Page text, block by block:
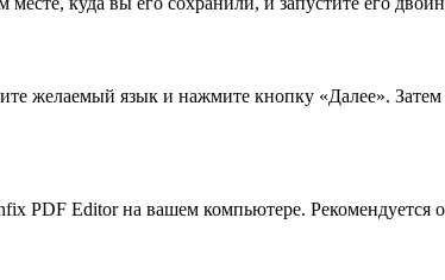
желаемый язык и нажмите кнопку «Далее».
PDF Editor на вашем компьютере. Рекомендуется